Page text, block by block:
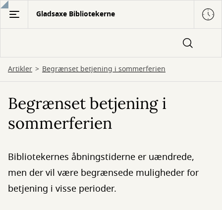
Gå
hovedindhold
Gladsaxe Bibliotekerne
Artikler Begrænset betjening i sommerferien
Begrænset betjening i
sommerferien
Bibliotekernes åbningstiderne er uændrede,
men der vil være begrænsede muligheder for
betjening i visse perioder.